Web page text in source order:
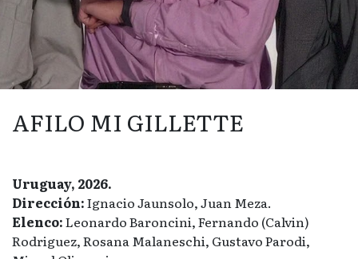
AFILO MI GILLETTE
Uruguay, 2026.
Dirección:Ignacio Jaunsolo, Juan Meza.
Elenco:Leonardo Baroncini, Fernando (Calvin)
Rodriguez, Rosana Malaneschi, Gustavo Parodi,